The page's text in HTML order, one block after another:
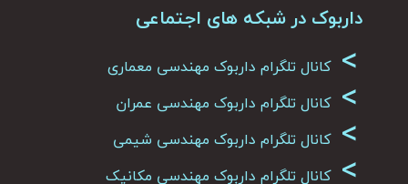
داربوک در شبکه های اجتماعی
> کانال تلگرام داربوک مهندسی معماری
> کانال تلگرام داربوک مهندسی عمران
> کانال تلگرام داربوک مهندسی شیمی
> کانال تلگرام داربوک مهندسی مکانیک